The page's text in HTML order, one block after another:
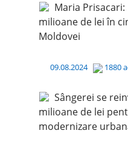
Maria
milioane de lei în
Moldovei
09.08.2024 1880
Sângerei se
milioane de lei
modernizare